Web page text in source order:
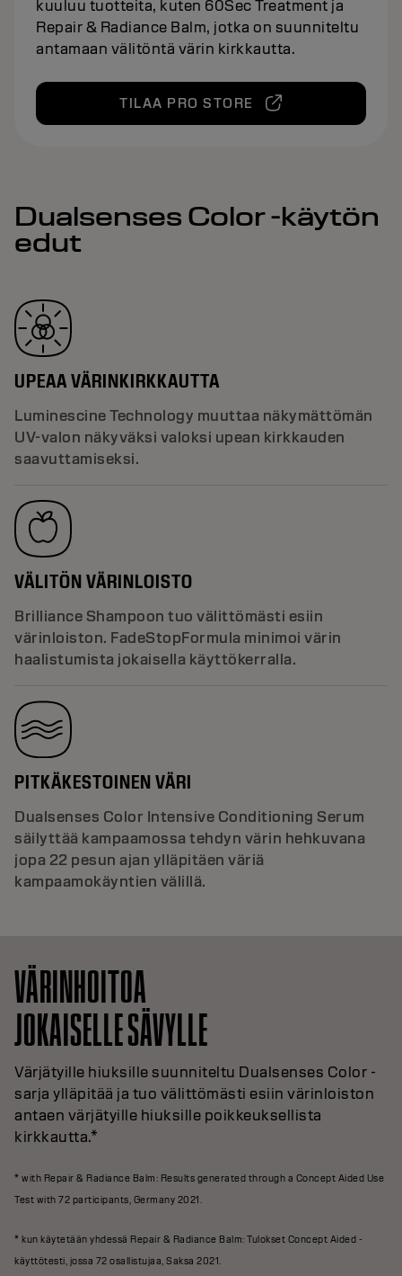
kuuluu tuotteita, kuten 60Sec Treatment ja
Repair & Radiance Balm, jotka on suunniteltu
antamaan välitöntä värin kirkkautta.
TILAA PRO STORE
Dualsenses Color -käytön
edut
UPEAA VÄRINKIRKKAUTTA
Luminescine Technology muuttaa näkymättömän
UV-valon näkyväksi valoksi upean kirkkauden
saavuttamiseksi.
VÄLITÖN VÄRINLOISTO
Brilliance Shampoon tuo välittömästi esiin
värinloiston. FadeStopFormula minimoi värin
haalistumista jokaisella käyttökerralla.
PITKÄKESTOINEN VÄRI
Dualsenses Color Intensive Conditioning Serum
säilyttää kampaamossa tehdyn värin hehkuvana
jopa 22 pesun ajan ylläpitäen väriä
kampaamokäyntien välillä.
VÄRINHOITOA
JOKAISELLE SÄVYLLE
Värjätyille hiuksille suunniteltu Dualsenses Color -
sarja ylläpitää ja tuo välittömästi esiin värinloiston
antaen värjätyille hiuksille poikkeuksellista
kirkkautta.*
* with Repair & Radiance Balm: Results generated through a Concept Aided Use
Test with 72 participants, Germany 2021.
* kun käytetään yhdessä Repair & Radiance Balm: Tulokset Concept Aided -
käyttötesti, jossa 72 osallistujaa, Saksa 2021.